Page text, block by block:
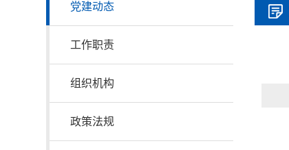
党建动态
工作职责
组织机构
政策法规